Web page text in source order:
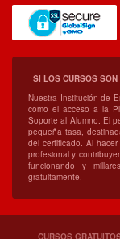
SI LOS CURSOS
Nuestra Institución de
como el acceso a la
Soporte al Alumno. El
pequeña tasa,
del certificado. Al
profesional y
funcionando y
gratuitamente.
CURSOS